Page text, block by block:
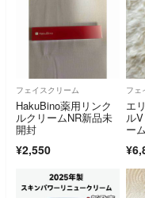
フェイスクリーム
HakuBino薬用リンク
ルクリームNR新品未
開封
¥2,550
フェ
エ
ル
ー